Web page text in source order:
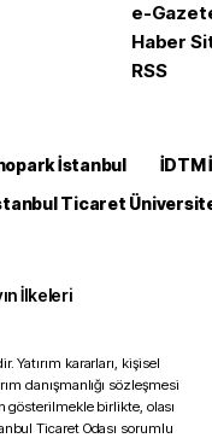
e-
Haber
RSS
İstanbul İDTM
Ticaret
İlkeleri
Yatırım kararları, kişisel
danışmanlığı sözleşmesi
birlikte, olası
Ticaret Odası sorumlu